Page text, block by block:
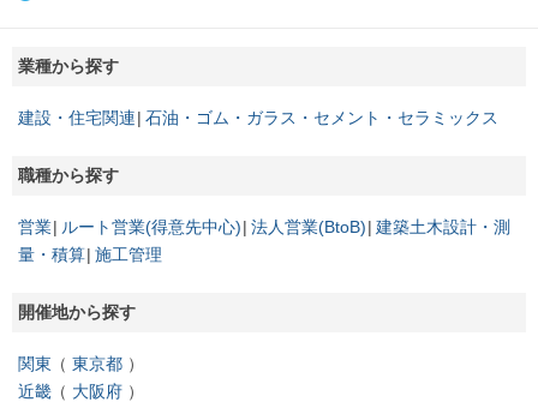
業種から探す
建設・住宅関連 石油・ゴム・ガラス・セメント・セラミックス
職種から探す
営業 ルート営業(得意先中心) 法人営業(BtoB) 建築土木設計・測
量・積算 施工管理
開催地から探す
関東
東京都
近畿
大阪府